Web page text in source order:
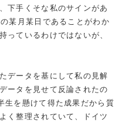
下手くそな私のサインがあ
某月某日であることがわか
っているわけではないが、
データを基にして私の見解
ータを見せて反論されたの
生を懸けて得た成果だから質
く整理されていて、ドイツ